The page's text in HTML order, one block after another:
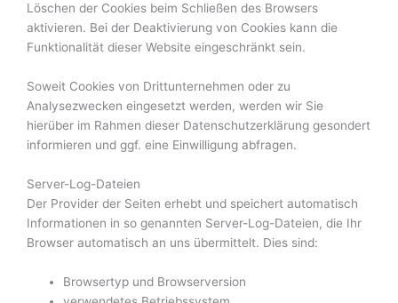
Löschen der Cookies beim Schließen des Browsers
aktivieren. Bei der Deaktivierung von Cookies kann die
Funktionalität dieser Website eingeschränkt sein.
Soweit Cookies von Drittunternehmen oder zu
Analysezwecken eingesetzt werden, werden wir Sie
hierüber im Rahmen dieser Datenschutzerklärung gesondert
informieren und ggf. eine Einwilligung abfragen.
Server-Log-Dateien
Der Provider der Seiten erhebt und speichert automatisch
Informationen in so genannten Server-Log-Dateien, die Ihr
Browser automatisch an uns übermittelt. Dies sind:
Browsertyp und Browserversion